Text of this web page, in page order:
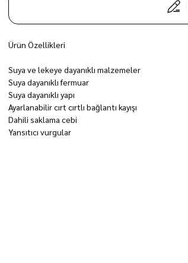
Ürün Özellikleri
Suya ve lekeye dayanıklı malzemeler
Suya dayanıklı fermuar
Suya dayanıklı yapı
Ayarlanabilir cırt cırtlı bağlantı kayışı
Dahili saklama cebi
Yansıtıcı vurgular